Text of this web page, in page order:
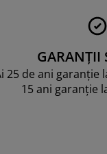
GARANȚII
25 de ani garanție
15 ani garanție